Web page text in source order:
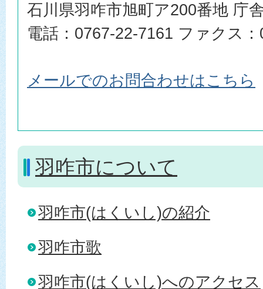
石川県羽咋市旭町ア200番地 庁
電話：0767-22-7161 ファクス
メールでのお問合わせはこちら
羽咋市について
羽咋市(はくいし)の紹介
羽咋市歌
羽咋市(はくいし)へのアクセス